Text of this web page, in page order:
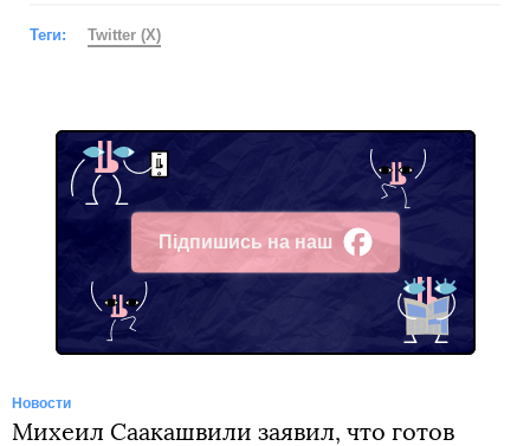
Теги: Twitter (X)
Підпишись на наш
Facebook
Новости
Михеил Саакашвили заявил, что готов